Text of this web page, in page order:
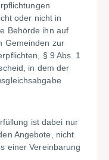
oder nicht in
Behörde ihn auf
Gemeinden zur
§ 9 Abs. 1
in dem der
ist dabei nur
Angebote, nicht
einer Vereinbarung